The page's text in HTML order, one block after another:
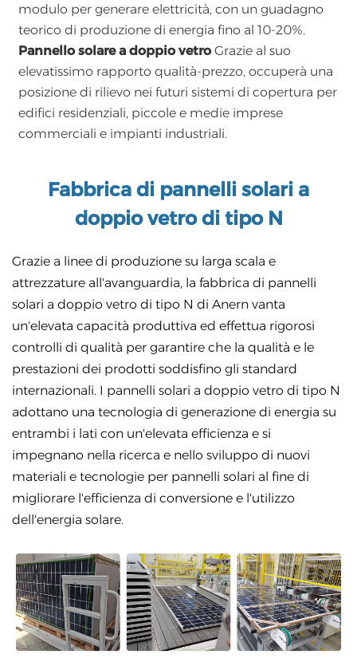
modulo per generare elettricità, con un guadagno
teorico di produzione di energia fino al 10-20%.
Pannello solare a doppio vetroGrazie al suo
elevatissimo rapporto qualità-prezzo, occuperà una
posizione di rilievo nei futuri sistemi di copertura per
edifici residenziali, piccole e medie imprese
commerciali e impianti industriali.
Fabbrica di pannelli solari a
doppio vetro di tipo N
Grazie a linee di produzione su larga scala e
attrezzature all'avanguardia, la fabbrica di pannelli
solari a doppio vetro di tipo N di Anern vanta
un'elevata capacità produttiva ed effettua rigorosi
controlli di qualità per garantire che la qualità e le
prestazioni dei prodotti soddisfino gli standard
internazionali. I pannelli solari a doppio vetro di tipo N
adottano una tecnologia di generazione di energia su
entrambi i lati con un'elevata efficienza e si
impegnano nella ricerca e nello sviluppo di nuovi
materiali e tecnologie per pannelli solari al fine di
migliorare l'efficienza di conversione e l'utilizzo
dell'energia solare.